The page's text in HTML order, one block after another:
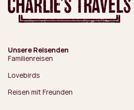
Unsere Reisenden
Familienreisen
Lovebirds
Reisen mit Freunden